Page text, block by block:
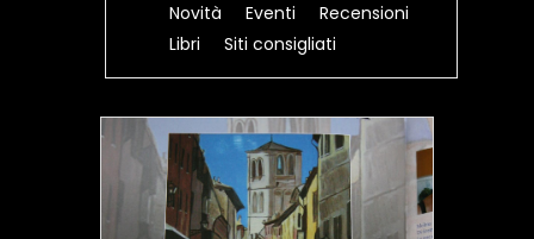
Novità
Eventi
Recensioni
Libri
Siti consigliati